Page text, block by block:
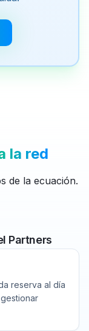
la red
de la ecuación.
Partners
reserva al día